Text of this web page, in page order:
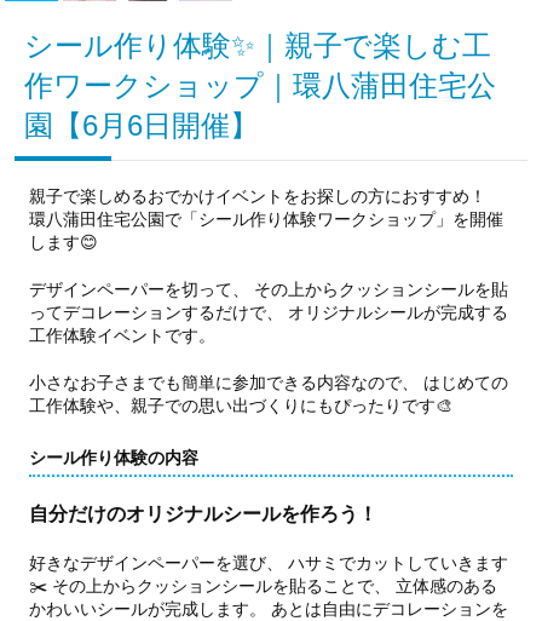
シール作り体験✨｜親子で楽しむ工
作ワークショップ｜環八蒲田住宅公
園【6月6日開催】
親子で楽しめるおでかけイベントをお探しの方におすすめ！
環八蒲田住宅公園で「シール作り体験ワークショップ」を開催
します😊
デザインペーパーを切って、 その上からクッションシールを貼
ってデコレーションするだけで、 オリジナルシールが完成する
工作体験イベントです。
小さなお子さまでも簡単に参加できる内容なので、 はじめての
工作体験や、親子での思い出づくりにもぴったりです🎨
シール作り体験の内容
自分だけのオリジナルシールを作ろう！
好きなデザインペーパーを選び、 ハサミでカットしていきます
✂️ その上からクッションシールを貼ることで、 立体感のある
かわいいシールが完成します。 あとは自由にデコレーションを